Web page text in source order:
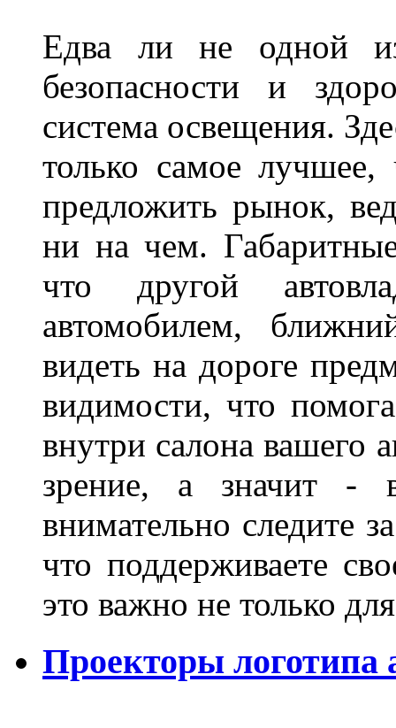
Едва ли не одной
безопасности и
система освещения.
только самое
предложить рынок,
ни на чем.
что другой
автомобилем,
видеть на дороге
видимости, что
внутри салона вашего
зрение, а значит -
внимательно следите
что поддерживаете
это важно не только
Проекторы логотипа